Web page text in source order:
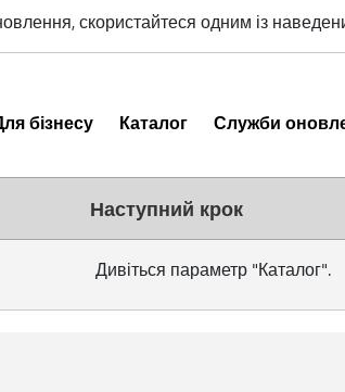
скористайтеся одним із
бізнесу Каталог Служби
Наступний крок
Дивіться параметр "Каталог".